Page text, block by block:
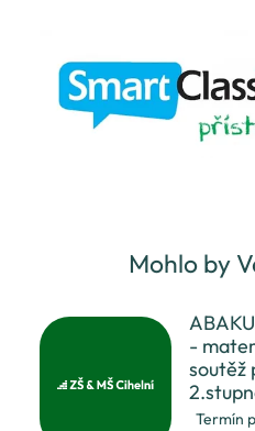
Mohlo by
-
soutěž
Termín prodloužen